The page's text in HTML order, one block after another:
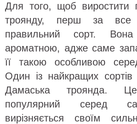
Для того, щоб виростити
троянду, перш за все
правильний сорт.
ароматною, адже саме
її такою особливою
Один із найкращих
Дамаська троянда.
популярний серед
вирізняється своїм